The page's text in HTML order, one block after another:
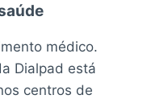
médico.
Dialpad está
centros de